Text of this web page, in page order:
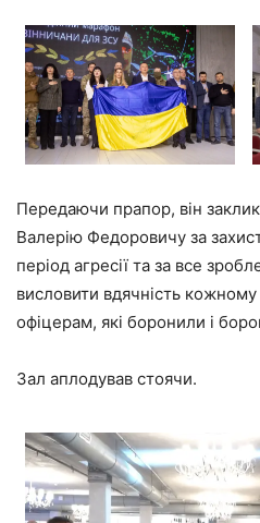
Передаючи прапор, він
Валерію Федоровичу за
період агресії та за все
висловити вдячність
офіцерам, які боронили і
Зал аплодував стоячи.